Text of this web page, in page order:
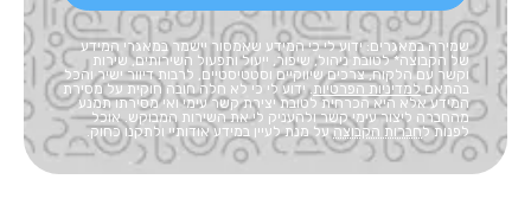
שמירה במאגרים: ידוע לי כי המידע שאמסור יישמר במאגרי המידע
של הקבוצה* לטובת ניהול, שיפור, ייעול ותפעול השירותים, שירות
וקשר עם הלקוח, צרכים שיווקיים וסטטיסטיים, לרבות דיוור ישיר והכל
בהתאםלמדיניות הפרטיות. ידוע לי כי לא חלה חובה חוקית על מסירת
המידע אלא היא הכרחית לטובת יצירת קשר עימי ואי מסירתו תמנע
מהחברה ליצור עימי קשר ולהעניק לי את השירות המבוקש. אוכל
לפנות לחברות הקבוצהעל מנת לעיין במידע אודותיי ולתקנו כחוק.